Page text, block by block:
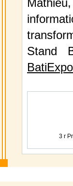
Stand
3 r